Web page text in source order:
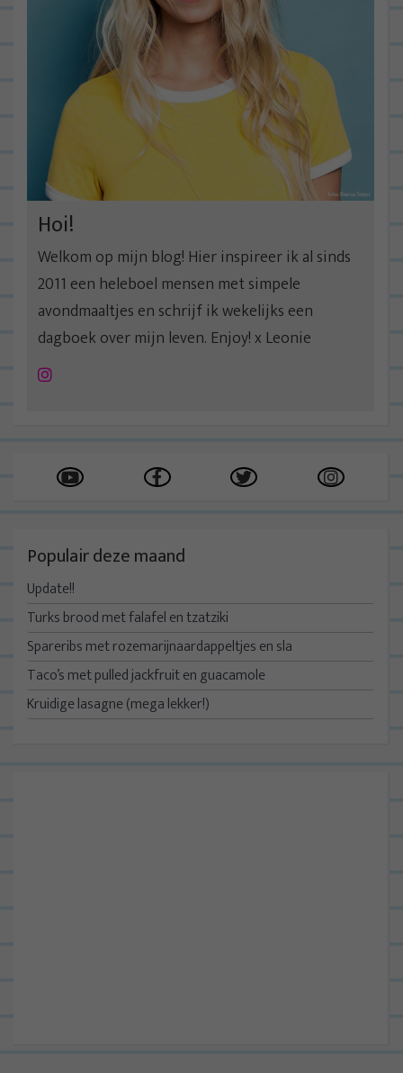
Hoi!
Welkom op mijn blog! Hier inspireer ik al sinds
2011 een heleboel mensen met simpele
avondmaaltjes en schrijf ik wekelijks een
dagboek over mijn leven. Enjoy! x Leonie
Instagram
Populair deze maand
Update!!
Turks brood met falafel en tzatziki
Spareribs met rozemarijnaardappeltjes en sla
Taco’s met pulled jackfruit en guacamole
Kruidige lasagne (mega lekker!)